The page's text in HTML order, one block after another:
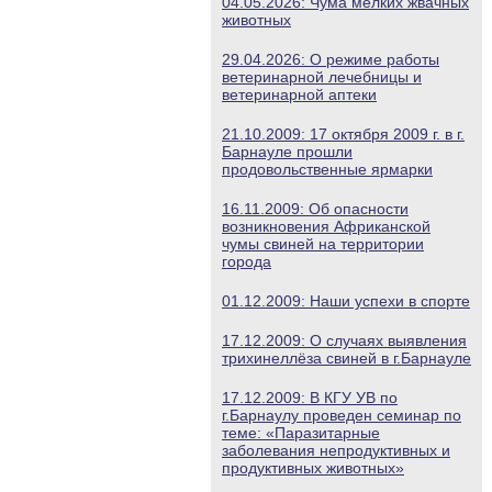
животных
29.04.2026: О режиме работы
ветеринарной лечебницы и
ветеринарной аптеки
21.10.2009: 17 октября 2009 г. в г.
Барнауле прошли
продовольственные ярмарки
16.11.2009: Об опасности
возникновения Африканской
чумы свиней на территории
города
01.12.2009: Наши успехи в спорте
17.12.2009: О случаях выявления
трихинеллёза свиней в г.Барнауле
17.12.2009: В КГУ УВ по
г.Барнаулу проведен семинар по
теме: «Паразитарные
заболевания непродуктивных и
продуктивных животных»